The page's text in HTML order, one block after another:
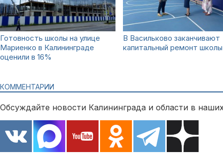
Готовность школы на улице
Мариенко в Калининграде
оценили в 16%
В Васильково заканчивают
капитальный ремонт школы
КОММЕНТАРИИ
Обсуждайте новости Калининграда и области в